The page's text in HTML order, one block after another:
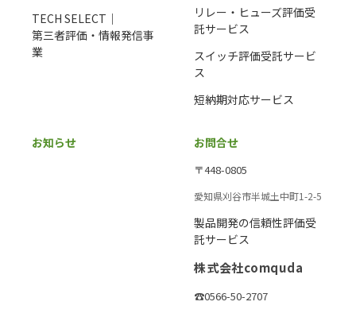
TECH SELECT｜
第三者評価・情報発信事
業
リレー・ヒューズ評価受
託サービス
スイッチ評価受託サービ
ス
短納期対応サービス
お知らせ お問合せ
〒448-0805
愛知県刈谷市半城土中町1-2-5
製品開発の信頼性評価受
託サービス
株式会社comquda
☎0566-50-2707